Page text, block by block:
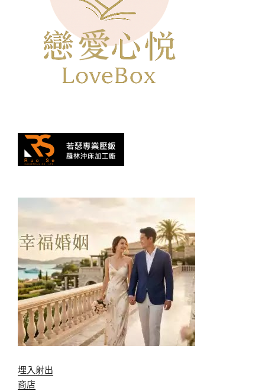
埋入射出
商店